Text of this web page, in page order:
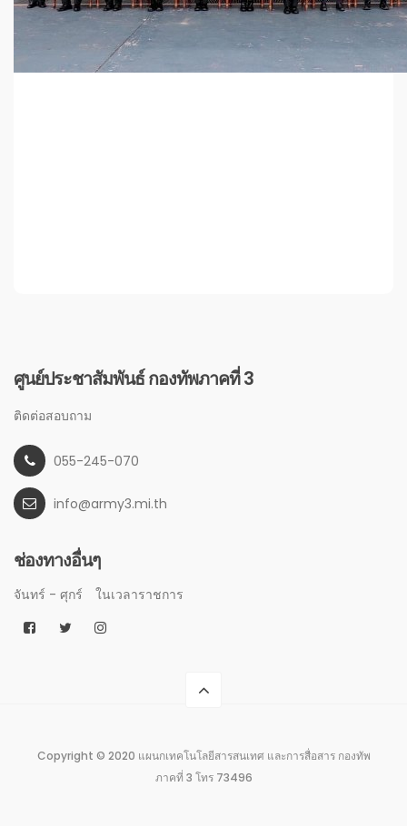
ศูนย์ประชาสัมพันธ์ กองทัพภาคที่ 3
ติดต่อสอบถาม
055-245-070
info@army3.mi.th
ช่องทางอื่นๆ
จันทร์ - ศุกร์ ในเวลาราชการ
Copyright © 2020 แผนกเทคโนโลยีสารสนเทศ และการสื่อสาร กองทัพ
ภาคที่ 3 โทร 73496